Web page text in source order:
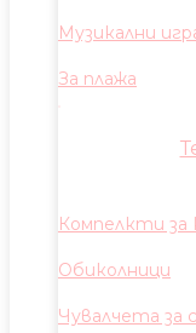
Музикални
За плажа
Компелкти за
Обиколници
Чувалчета за